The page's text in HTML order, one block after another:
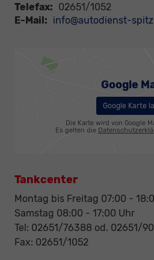
Telefax: 02651/1052
E-Mail: info@autodienst-
Google
Google Karte
Die Karte wird von Google
Es gelten die
Tankcenter
Montag bis Freitag 07:00 -
Samstag 08:00 - 17:00 Uhr
Tel: 02651/76388 od. 02651/
Fax: 02651/1052